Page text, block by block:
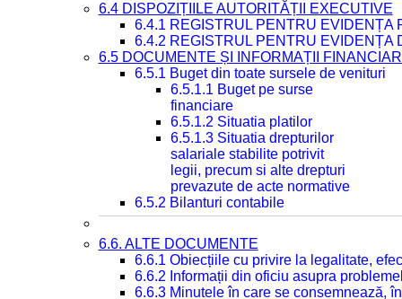
6.4 DISPOZIȚIILE AUTORITĂȚII EXECUTIVE
6.4.1 REGISTRUL PENTRU EVIDENȚA
6.4.2 REGISTRUL PENTRU EVIDENȚA
6.5 DOCUMENTE ȘI INFORMAȚII
6.5.1 Buget din toate sursele de venituri
6.5.1.1 Buget pe surse
financiare
6.5.1.2 Situatia platilor
6.5.1.3 Situatia drepturilor
salariale stabilite potrivit
legii, precum si alte drepturi
prevazute de acte normative
6.5.2 Bilanturi contabile
6.6. ALTE DOCUMENTE
6.6.1 Obiecțiile cu privire la legalitate,
6.6.2 Informații din oficiu asupra
6.6.3 Minutele în care se consemnează,